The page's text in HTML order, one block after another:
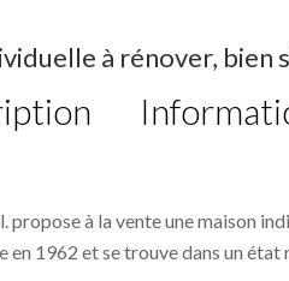
à rénover, bien
propose à la vente une maison
1962 et se trouve dans un état